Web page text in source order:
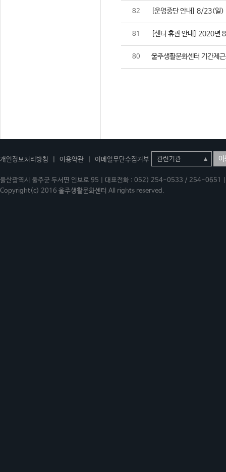
82 [운영중단 안내] 8/23(일)
81 [센터 휴관 안내] 2020년
80 울주생활문화센터 기간제
개인정보처리방침 이용약관 이메일무단수집거부 이
울산광역시 울주군 두서면 인보로 95 | 대표전화 : 052) 254-0533 / 254-
Copyright(c) 2016 울주생활문화센터 All rights reserved.